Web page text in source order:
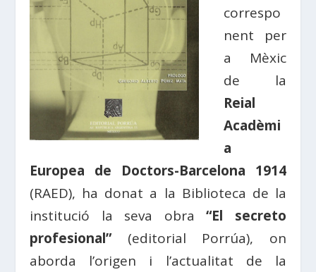
correspo
nent per
a Mèxic
de la
Reial
Acadèmi
a
Europea de Doctors-Barcelona 1914
(RAED), ha donat a la Biblioteca de la
institució la seva obra“El secreto
profesional”(editorial Porrúa), on
aborda l’origen i l’actualitat de la